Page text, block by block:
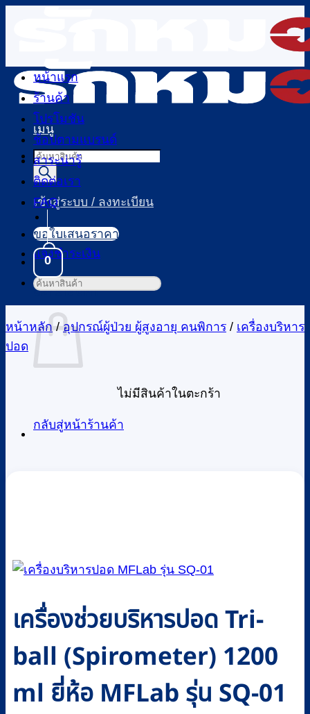
เนื้อหา
เมนู
Products
search
เข้าสู่ระบบ / ลงทะเบียน
0
ตะกร้าสินค้า
ไม่มีสินค้าในตะกร้า
กลับสู่หน้าร้านค้า
หน้าแรก
ร้านค้า
โปรโมชัน
ช้อปตามแบรนด์
สาระน่ารู้
ติดต่อเรา
FAQ
ขอใบเสนอราคา
แจ้งชำระเงิน
ค้นหา:
หน้าหลัก / อุปกรณ์ผู้ป่วย ผู้สูงอายุ คนพิการ / เครื่องบริหาร
ปอด
เครื่องช่วยบริหารปอด Tri-
ball (Spirometer) 1200
ml ยี่ห้อ MFLab รุ่น SQ-01